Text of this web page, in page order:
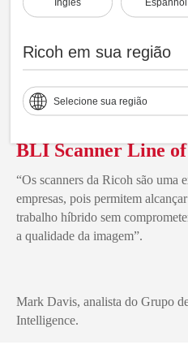
Ricoh em sua região
Selecione sua região
BLI Scanner Line
“Os scanners da Ricoh são uma
empresas, pois permitem
trabalho híbrido sem
a qualidade da imagem”.
Mark Davis, analista do Grupo
Intelligence.